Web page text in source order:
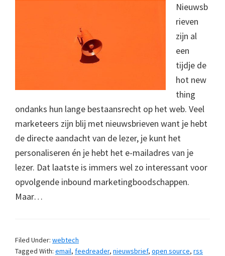
Nieuwsb
rieven
zijn al
een
tijdje de
hot new
thing
ondanks hun lange bestaansrecht op het web. Veel
marketeers zijn blij met nieuwsbrieven want je hebt
de directe aandacht van de lezer, je kunt het
personaliseren én je hebt het e-mailadres van je
lezer. Dat laatste is immers wel zo interessant voor
opvolgende inbound marketingboodschappen.
Maar…
Filed Under: webtech
Tagged With: email, feedreader, nieuwsbrief, open source, rss